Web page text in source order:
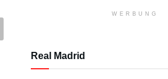
WERBUNG
Real Madrid